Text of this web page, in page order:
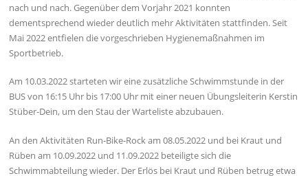
nach und nach. Gegenüber dem Vorjahr 2021 konnten
dementsprechend wieder deutlich mehr Aktivitäten stattfinden. Seit
Mai 2022 entfielen die vorgeschrieben Hygienemaßnahmen im
Sportbetrieb.
Am 10.03.2022 starteten wir eine zusätzliche Schwimmstunde in der
BUS von 16:15 Uhr bis 17:00 Uhr mit einer neuen Übungsleiterin Kerstin
Stüber-Dein, um den Stau der Warteliste abzubauen.
An den Aktivitäten Run-Bike-Rock am 08.05.2022 und bei Kraut und
Rüben am 10.09.2022 und 11.09.2022 beteiligte sich die
Schwimmabteilung wieder. Der Erlös bei Kraut und Rüben betrug etwa